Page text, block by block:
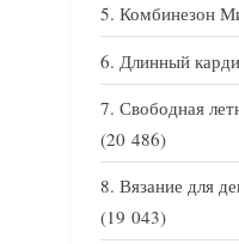
Комбинезон
Длинный
Свободная
(20 486)
Вязание для
(19 043)